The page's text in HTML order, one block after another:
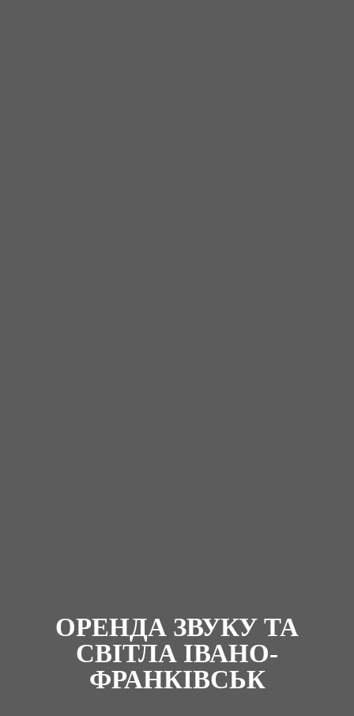
ОРЕНДА ЗВУКУ ТА
СВІТЛА ІВАНО-
ФРАНКІВСЬК